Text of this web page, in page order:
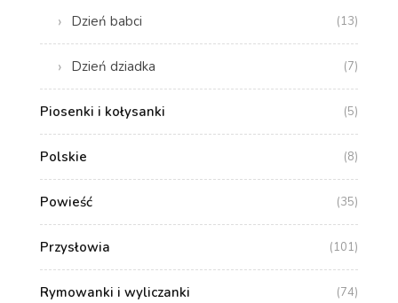
Dzień babci (13)
Dzień dziadka (7)
Piosenki i kołysanki (5)
Polskie (8)
Powieść (35)
Przysłowia (101)
Rymowanki i wyliczanki (74)